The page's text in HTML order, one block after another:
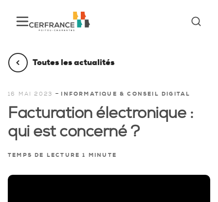
Toutes les actualités
16 MAI 2023 - INFORMATIQUE & CONSEIL DIGITAL
Facturation électronique :
qui est concerné ?
TEMPS DE LECTURE 1 MINUTE